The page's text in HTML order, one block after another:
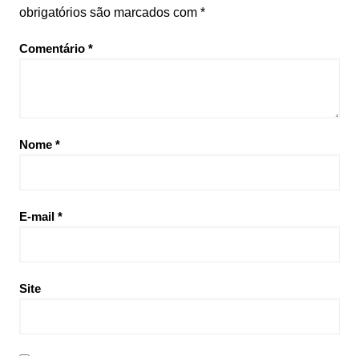
obrigatórios são marcados com *
Comentário *
Nome *
E-mail *
Site